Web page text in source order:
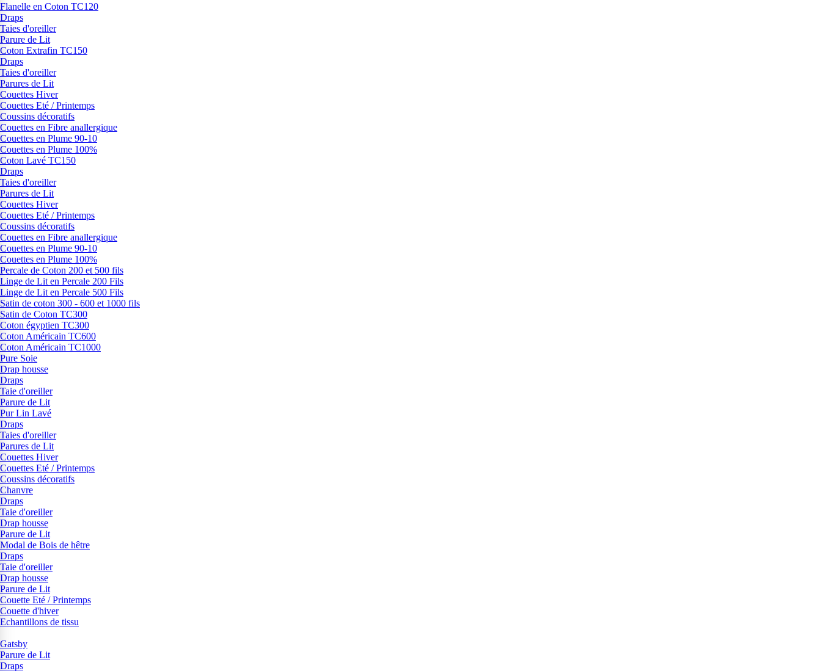
Flanelle en Coton TC120
Draps
Taies d'oreiller
Parure de Lit
Coton Extrafin TC150
Draps
Taies d'oreiller
Parures de Lit
Couettes Hiver
Couettes Eté / Printemps
Coussins décoratifs
Couettes en Fibre anallergique
Couettes en Plume 90-10
Couettes en Plume 100%
Coton Lavé TC150
Draps
Taies d'oreiller
Parures de Lit
Couettes Hiver
Couettes Eté / Printemps
Coussins décoratifs
Couettes en Fibre anallergique
Couettes en Plume 90-10
Couettes en Plume 100%
Percale de Coton 200 et 500 fils
Linge de Lit en Percale 200 Fils
Linge de Lit en Percale 500 Fils
Satin de coton 300 - 600 et 1000 fils
Satin de Coton TC300
Coton égyptien TC300
Coton Américain TC600
Coton Américain TC1000
Pure Soie
Drap housse
Draps
Taie d'oreiller
Parure de Lit
Pur Lin Lavé
Draps
Taies d'oreiller
Parures de Lit
Couettes Hiver
Couettes Eté / Printemps
Coussins décoratifs
Chanvre
Draps
Taie d'oreiller
Drap housse
Parure de Lit
Modal de Bois de hêtre
Draps
Taie d'oreiller
Drap housse
Parure de Lit
Couette Eté / Printemps
Couette d'hiver
Echantillons de tissu
Gatsby
Parure de Lit
Draps